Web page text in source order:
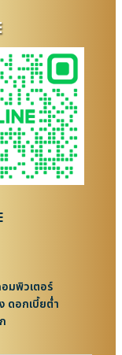
มพิวเตอร์
ดอกเบี้ยต่ำ